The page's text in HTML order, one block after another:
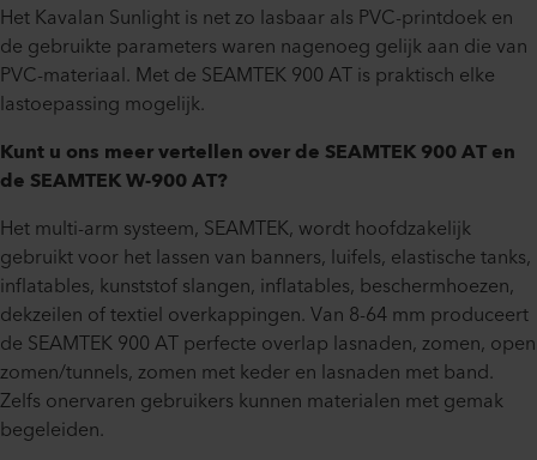
Het Kavalan Sunlight is net zo lasbaar als PVC-printdoek en
de gebruikte parameters waren nagenoeg gelijk aan die van
PVC-materiaal. Met de SEAMTEK 900 AT is praktisch elke
lastoepassing mogelijk.
Kunt u ons meer vertellen over de SEAMTEK 900 AT en
de SEAMTEK W-900 AT?
Het multi-arm systeem, SEAMTEK, wordt hoofdzakelijk
gebruikt voor het lassen van banners, luifels, elastische tanks,
inflatables, kunststof slangen, inflatables, beschermhoezen,
dekzeilen of textiel overkappingen. Van 8-64 mm produceert
de SEAMTEK 900 AT perfecte overlap lasnaden, zomen, open
zomen/tunnels, zomen met keder en lasnaden met band.
Zelfs onervaren gebruikers kunnen materialen met gemak
begeleiden.